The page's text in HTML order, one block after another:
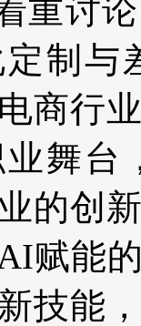
重讨
制与
商行
舞台
的创
赋能
技能